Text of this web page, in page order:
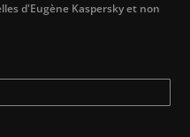
d'Eugène Kaspersky et non